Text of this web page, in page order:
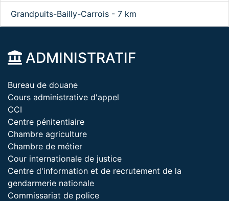
Grandpuits-Bailly-Carrois - 7 km
ADMINISTRATIF
Bureau de douane
Cours administrative d'appel
CCI
Centre pénitentiaire
Chambre agriculture
Chambre de métier
Cour internationale de justice
Centre d'information et de recrutement de la
gendarmerie nationale
Commissariat de police